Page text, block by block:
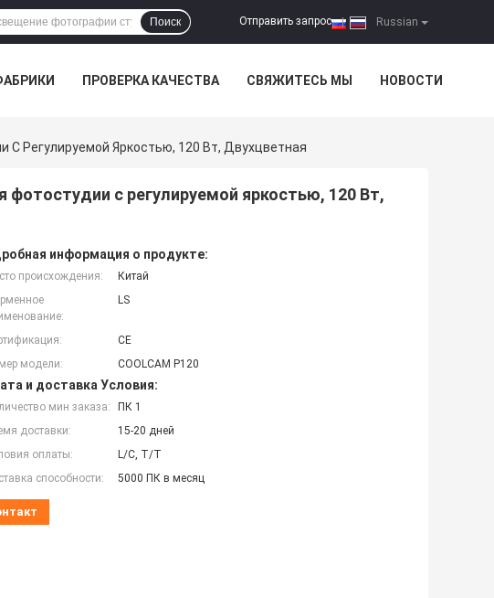
Russian
Отправить запрос |
Поиск
ПРОВЕРКА КАЧЕСТВА СВЯЖИТЕСЬ МЫ НОВОСТИ
С Регулируемой Яркостью, 120 Вт, Двухцветная
фотостудии с регулируемой яркостью, 120 Вт,
информация о продукте:
происхождения:
Китай
LS
CE
модели:
COOLCAM P120
и доставка Условия:
мин заказа:
ПК 1
доставки:
15-20 дней
оплаты:
L/C, T/T
способности:
5000 ПК в месяц